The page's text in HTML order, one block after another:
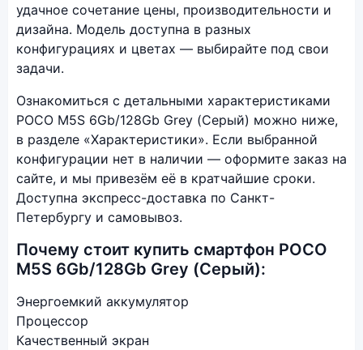
удачное сочетание цены, производительности и
дизайна. Модель доступна в разных
конфигурациях и цветах — выбирайте под свои
задачи.
Ознакомиться с детальными характеристиками
POCO M5S 6Gb/128Gb Grey (Серый) можно ниже,
в разделе «Характеристики». Если выбранной
конфигурации нет в наличии — оформите заказ на
сайте, и мы привезём её в кратчайшие сроки.
Доступна экспресс-доставка по Санкт-
Петербургу и самовывоз.
Почему стоит купить смартфон POCO
M5S 6Gb/128Gb Grey (Серый):
Энергоемкий аккумулятор
Процессор
Качественный экран